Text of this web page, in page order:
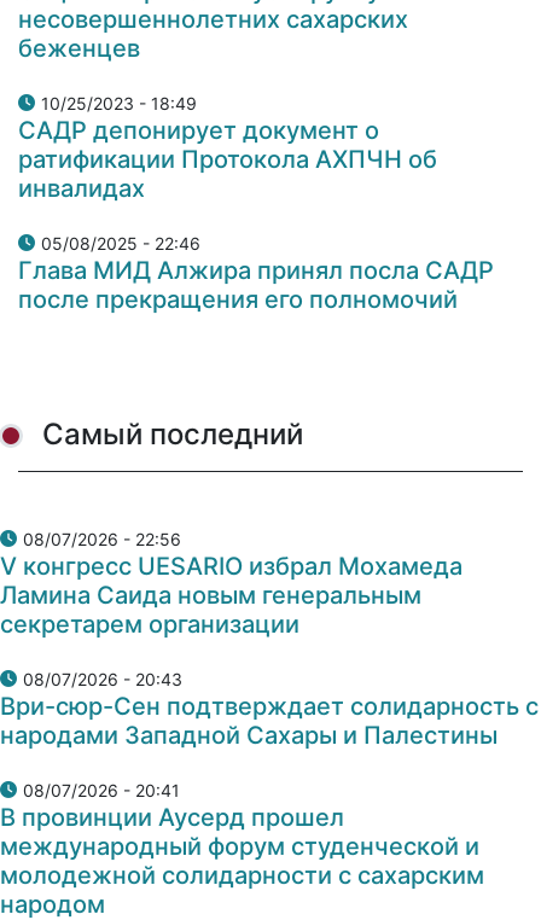
несовершеннолетних сахарских
беженцев
10/25/2023 - 18:49
САДР депонирует документ о
ратификации Протокола АХПЧН об
инвалидах
05/08/2025 - 22:46
Глава МИД Алжира принял посла САДР
после прекращения его полномочий
Самый последний
08/07/2026 - 22:56
V конгресс UESARIO избрал Мохамеда
Ламина Саида новым генеральным
секретарем организации
08/07/2026 - 20:43
Ври-сюр-Сен подтверждает солидарность с
народами Западной Сахары и Палестины
08/07/2026 - 20:41
В провинции Аусерд прошел
международный форум студенческой и
молодежной солидарности с сахарским
народом